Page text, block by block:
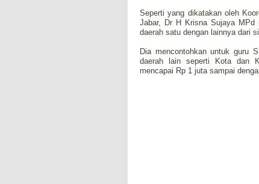
Seperti yang dikatakan oleh
Jabar, Dr H Krisna Sujaya MPd
daerah satu dengan lainnya dari
Dia mencontohkan untuk guru
daerah lain seperti Kota dan
mencapai Rp 1 juta sampai